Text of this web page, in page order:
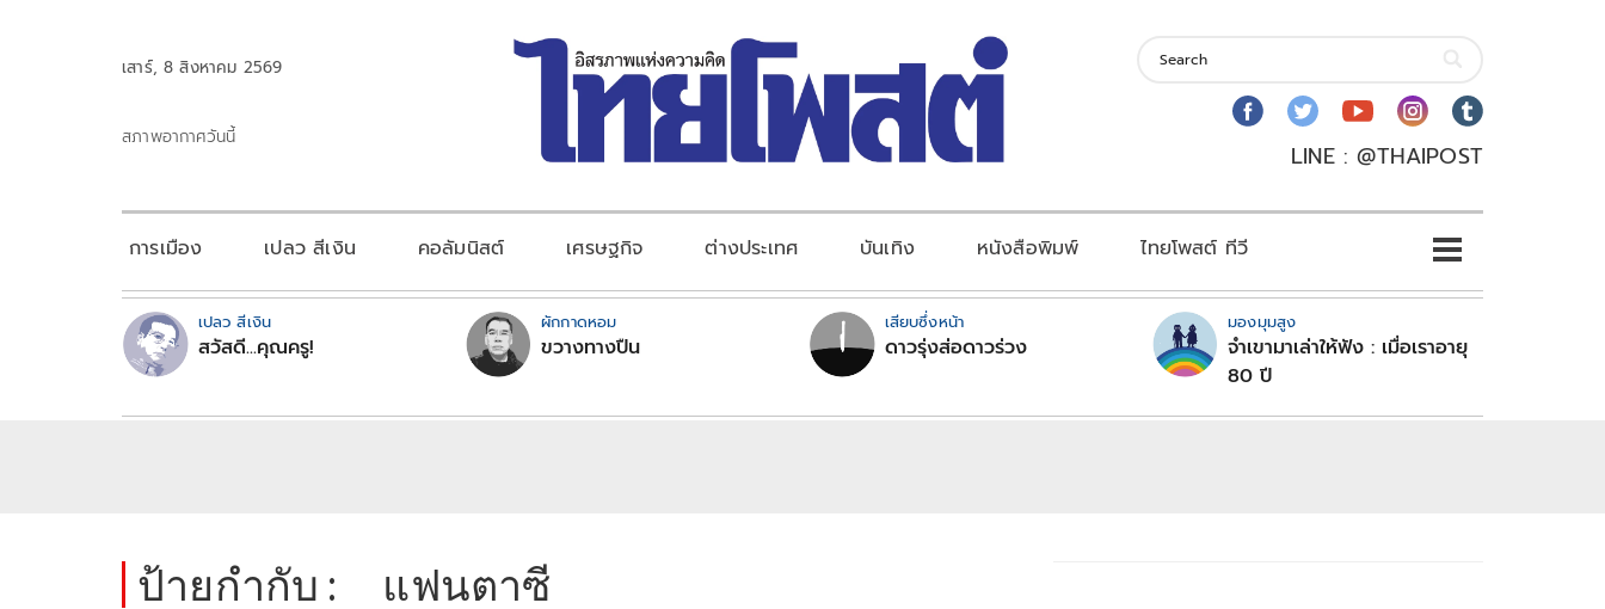
เสาร์, 8 สิงหาคม 2569
สภาพอากาศวันนี้
LINE : @THAIPOST
การเมือง เปลว สีเงิน คอลัมนิสต์ เศรษฐกิจ ต่างประเทศ บันเทิง หนังสือพิมพ์ ไทยโพสต์ ทีวี
เปลว สีเงิน
สวัสดี...คุณครู!
ผักกาดหอม
ขวางทางปืน
เสียบซึ่งหน้า
ดาวรุ่งส่อดาวร่วง
มองมุมสูง
จำเขามาเล่าให้ฟัง : เมื่อเราอายุ
80 ปี
ป้ายกำกับ : แฟนตาซี